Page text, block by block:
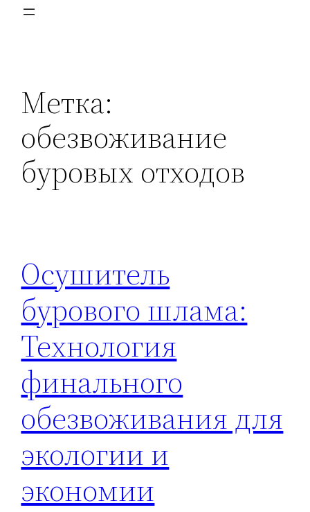
Метка:
обезвоживание
буровых отходов
Осушитель
бурового шлама:
Технология
финального
обезвоживания для
экологии и
экономии